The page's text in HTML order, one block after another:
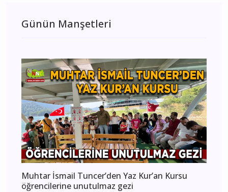
Günün Manşetleri
Muhtar İsmail Tuncer’den Yaz Kur’an Kursu
öğrencilerine unutulmaz gezi